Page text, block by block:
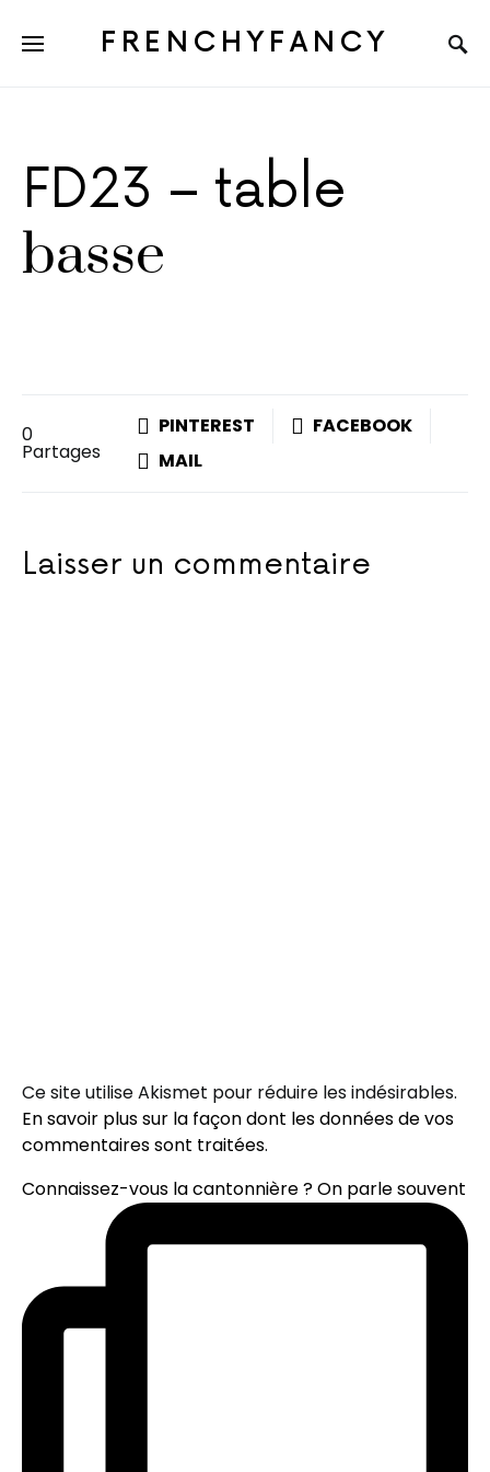
FRENCHYFANCY
FD23 – table
basse
0
Partages
PINTEREST
FACEBOOK
MAIL
Laisser un commentaire
Ce site utilise Akismet pour réduire les indésirables.
En savoir plus sur la façon dont les données de vos
commentaires sont traitées.
Connaissez-vous la cantonnière ? On parle souvent